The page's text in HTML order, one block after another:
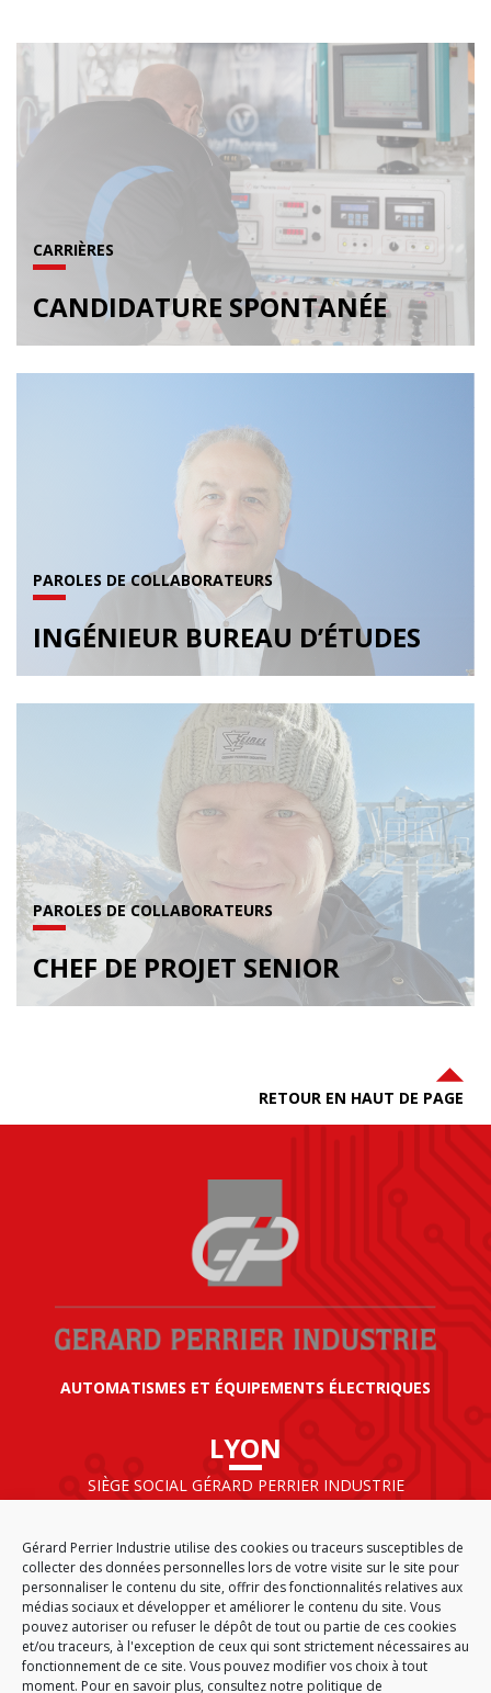
Gérard Perrier Industrie utilise des cookies ou traceurs susceptibles de
collecter des données personnelles lors de votre visite sur le site pour
personnaliser le contenu du site, offrir des fonctionnalités relatives aux
médias sociaux et développer et améliorer le contenu du site. Vous
pouvez autoriser ou refuser le dépôt de tout ou partie de ces cookies
et/ou traceurs, à l'exception de ceux qui sont strictement nécessaires au
fonctionnement de ce site. Vous pouvez modifier vos choix à tout
moment. Pour en savoir plus, consultez notre politique de
CARRIÈRES
CANDIDATURE SPONTANÉE
PAROLES DE COLLABORATEURS
INGÉNIEUR BUREAU D’ÉTUDES
PAROLES DE COLLABORATEURS
CHEF DE PROJET SENIOR
RETOUR EN HAUT DE PAGE
AUTOMATISMES ET ÉQUIPEMENTS ÉLECTRIQUES
LYON
SIÈGE SOCIAL GÉRARD PERRIER INDUSTRIE
69125 LYON AÉROPORT SAINT EXUPÉRY
FRANCE
ACCUEIL CGA PLAN DU SITE
MENTIONS LÉGALES